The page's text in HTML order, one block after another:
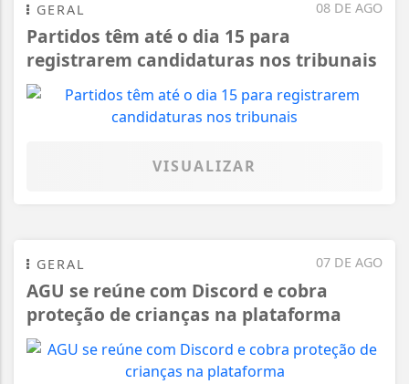
08 DE AGO
GERAL
Partidos têm até o dia 15 para
registrarem candidaturas nos tribunais
VISUALIZAR
07 DE AGO
GERAL
AGU se reúne com Discord e cobra
proteção de crianças na plataforma